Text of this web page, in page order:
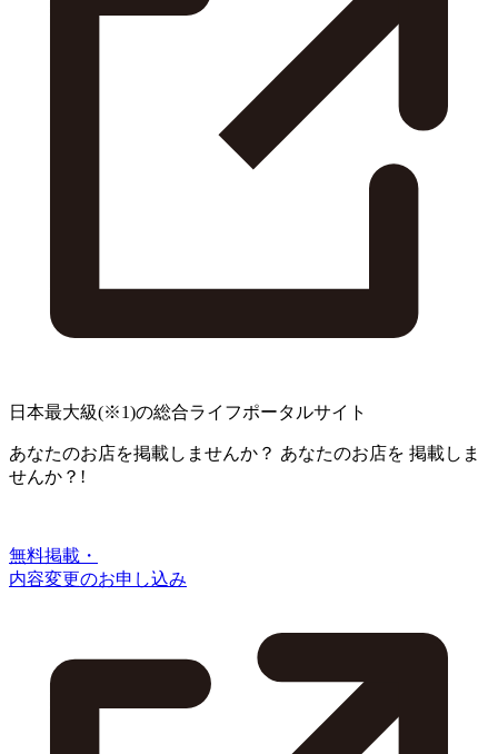
日本最大級(※1)の総合ライフポータルサイト
あなたのお店を掲載しませんか？ あなたのお店を 掲載しま
せんか？!
無料掲載・
内容変更のお申し込み